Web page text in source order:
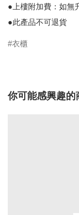
●上樓附加費：如無
●此產品不可退貨
衣櫃
你可能感興趣的